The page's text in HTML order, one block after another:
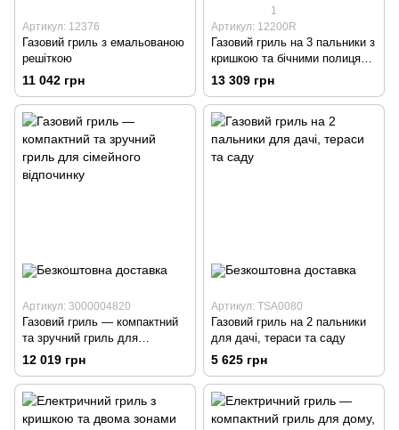
Артикул: 12376
Газовий гриль з емальованою
решіткою
11 042 грн
1
Артикул: 12200R
Газовий гриль на 3 пальники з
кришкою та бічними полицями
— зручне рішення для
13 309 грн
Артикул: 3000004820
Газовий гриль — компактний
та зручний гриль для
сімейного відпочинку
12 019 грн
Артикул: TSA0080
Газовий гриль на 2 пальники
для дачі, тераси та саду
5 625 грн